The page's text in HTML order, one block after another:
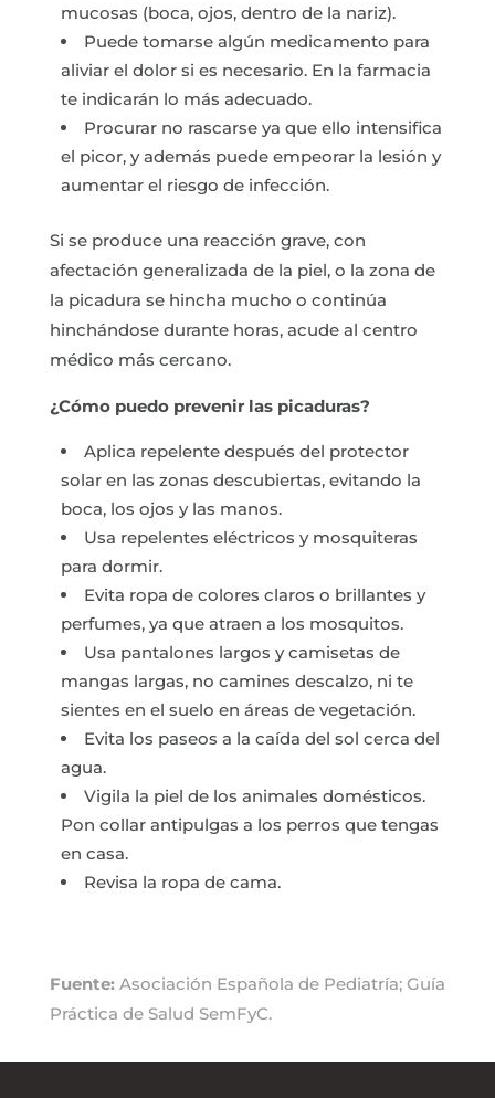
mucosas (boca, ojos, dentro de la nariz).
Puede tomarse algún medicamento para
aliviar el dolor si es necesario. En la farmacia
te indicarán lo más adecuado.
Procurar no rascarse ya que ello intensifica
el picor, y además puede empeorar la lesión y
aumentar el riesgo de infección.
Si se produce una reacción grave, con
afectación generalizada de la piel, o la zona de
la picadura se hincha mucho o continúa
hinchándose durante horas, acude al centro
médico más cercano.
¿Cómo puedo prevenir las picaduras?
Aplica repelente después del protector
solar en las zonas descubiertas, evitando la
boca, los ojos y las manos.
Usa repelentes eléctricos y mosquiteras
para dormir.
Evita ropa de colores claros o brillantes y
perfumes, ya que atraen a los mosquitos.
Usa pantalones largos y camisetas de
mangas largas, no camines descalzo, ni te
sientes en el suelo en áreas de vegetación.
Evita los paseos a la caída del sol cerca del
agua.
Vigila la piel de los animales domésticos.
Pon collar antipulgas a los perros que tengas
en casa.
Revisa la ropa de cama.
Fuente:Asociación Española de Pediatría; Guía
Práctica de Salud SemFyC.